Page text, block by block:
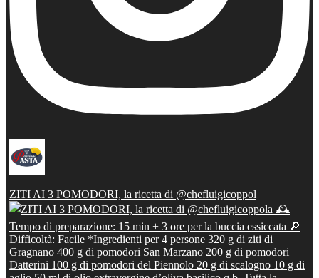
ZITI AI 3 POMODORI, la ricetta di @chefluigicoppol